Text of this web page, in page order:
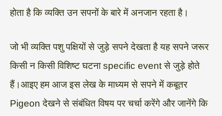
होता है कि व्यक्ति उन सपनों के बारे में अनजान रहता है।
जो भी व्यक्ति पशु पक्षियों से जुड़े सपने देखता है यह सपने जरूर
किसी न किसी विशिष्ट घटना specific event से जुड़े होते
हैं।आइए हम आज इस लेख के माध्यम से सपने में कबूतर
Pigeon देखने से संबंधित विषय पर चर्चा करेंगे और जानेंगे कि